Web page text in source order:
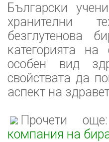
Български
хранителни
безглутенова
категорията
особен вид
свойствата да
аспект на
Прочети
компания на